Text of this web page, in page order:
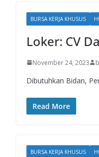
BURSA KERJA KHUSUS
Loker: CV
November 24, 2023
Dibutuhkan Bidan,
Read More
BURSA KERJA KHUSUS